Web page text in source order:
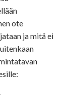
ote
ja mitä ei